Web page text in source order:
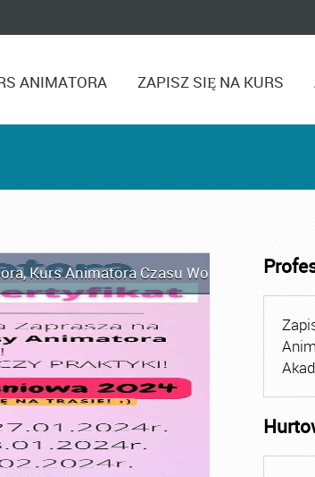
ANIMATORA ZAPISZ SIĘ NA KURS
,Kurs Animatora Czasu Wolnego Kurs